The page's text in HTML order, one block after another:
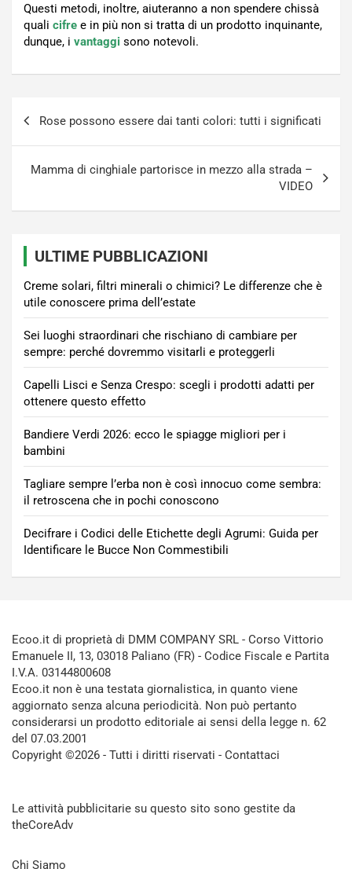
Questi metodi, inoltre, aiuteranno a non spendere chissà
quali cifre e in più non si tratta di un prodotto inquinante,
dunque, i vantaggi sono notevoli.
articoli
Rose possono essere dai tanti colori: tutti i significati
Mamma di cinghiale partorisce in mezzo alla strada –
VIDEO
ULTIME PUBBLICAZIONI
Creme solari, filtri minerali o chimici? Le differenze che è
utile conoscere prima dell’estate
Sei luoghi straordinari che rischiano di cambiare per
sempre: perché dovremmo visitarli e proteggerli
Capelli Lisci e Senza Crespo: scegli i prodotti adatti per
ottenere questo effetto
Bandiere Verdi 2026: ecco le spiagge migliori per i
bambini
Tagliare sempre l’erba non è così innocuo come sembra:
il retroscena che in pochi conoscono
Decifrare i Codici delle Etichette degli Agrumi: Guida per
Identificare le Bucce Non Commestibili
Ecoo.it di proprietà di DMM COMPANY SRL - Corso Vittorio
Emanuele II, 13, 03018 Paliano (FR) - Codice Fiscale e Partita
I.V.A. 03144800608
Ecoo.it non è una testata giornalistica, in quanto viene
aggiornato senza alcuna periodicità. Non può pertanto
considerarsi un prodotto editoriale ai sensi della legge n. 62
del 07.03.2001
Copyright ©2026 - Tutti i diritti riservati - Contattaci
Le attività pubblicitarie su questo sito sono gestite da
theCoreAdv
Chi Siamo